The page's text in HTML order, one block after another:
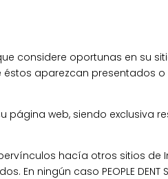
considere oportunas en su
aparezcan presentados
página web, siendo exclusiva
hacía otros sitios de
ningún caso PEOPLE DENT